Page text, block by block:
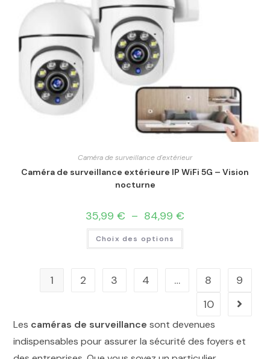
Caméra de surveillance d'extérieur
Caméra de surveillance extérieure IP WiFi 5G – Vision
nocturne
35,99 € – 84,99 €
Choix des options
1 2 3 4 … 8
9
10
Les caméras de surveillance sont devenues
indispensables pour assurer la sécurité des foyers et